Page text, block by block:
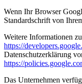
Wenn Ihr Browser
Standardschrift von
Weitere Informationen
https://
Datenschutzerklärung
https://
Das Unternehmen